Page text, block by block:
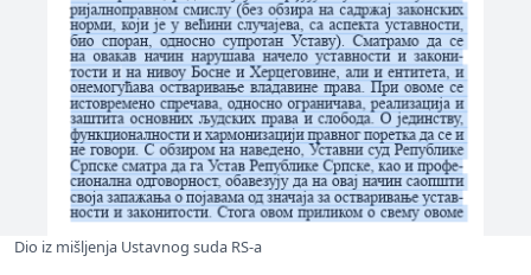
Dio iz mišljenja Ustavnog suda RS-a